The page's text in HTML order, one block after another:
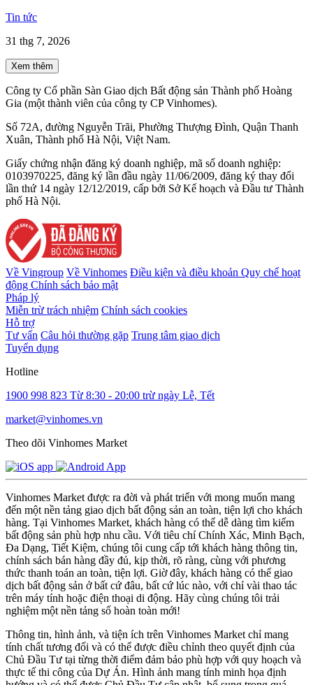
Tin tức
31 thg 7, 2026
Xem thêm
Công ty Cổ phần Sàn Giao dịch Bất động sản Thành phố Hoàng
Gia (một thành viên của công ty CP Vinhomes).
Số 72A, đường Nguyễn Trãi, Phường Thượng Đình, Quận Thanh
Xuân, Thành phố Hà Nội, Việt Nam.
Giấy chứng nhận đăng ký doanh nghiệp, mã số doanh nghiệp:
0103970225, đăng ký lần đầu ngày 11/06/2009, đăng ký thay đổi
lần thứ 14 ngày 12/12/2019, cấp bởi Sở Kế hoạch và Đầu tư Thành
phố Hà Nội.
Về Vingroup Về Vinhomes Điều kiện và điều khoản Quy chế hoạt
động Chính sách bảo mật
Pháp lý
Miễn trừ trách nhiệm Chính sách cookies
Hỗ trợ
Tư vấn Câu hỏi thường gặp Trung tâm giao dịch
Tuyển dụng
Hotline
1900 998 823 Từ 8:30 - 20:00 trừ ngày Lễ, Tết
market@vinhomes.vn
Theo dõi Vinhomes Market
Vinhomes Market được ra đời và phát triển với mong muốn mang
đến một nền tảng giao dịch bất động sản an toàn, tiện lợi cho khách
hàng. Tại Vinhomes Market, khách hàng có thể dễ dàng tìm kiếm
bất động sản phù hợp nhu cầu. Với tiêu chí Chính Xác, Minh Bạch,
Đa Dạng, Tiết Kiệm, chúng tôi cung cấp tới khách hàng thông tin,
chính sách bán hàng đầy đủ, kịp thời, rõ ràng, cùng với phương
thức thanh toán an toàn, tiện lợi. Giờ đây, khách hàng có thể giao
dịch bất động sản ở bất cứ đâu, bất cứ lúc nào, với chỉ vài thao tác
trên máy tính hoặc điện thoại di động. Hãy cùng chúng tôi trải
nghiệm một nền tảng số hoàn toàn mới!
Thông tin, hình ảnh, và tiện ích trên Vinhomes Market chỉ mang
tính chất tương đối và có thể được điều chỉnh theo quyết định của
Chủ Đầu Tư tại từng thời điểm đảm bảo phù hợp với quy hoạch và
thực tế thi công của Dự Án. Hình ảnh mang tính minh họa định